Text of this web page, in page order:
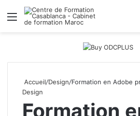
Menu
Accueil/Design/Formation en Adobe
Design
Formation